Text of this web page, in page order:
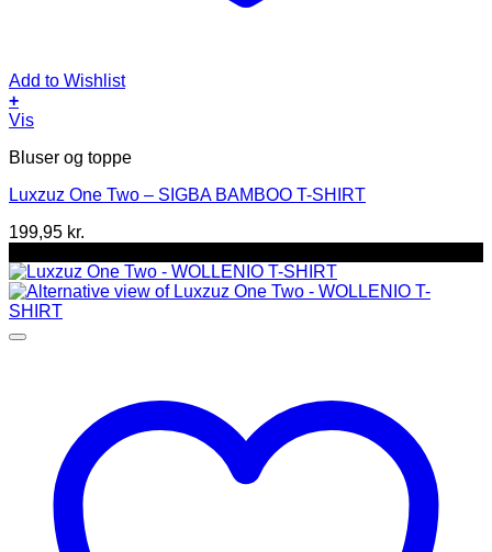
Add to Wishlist
+
Dette
har
varianter.
kan
på
varesiden
Vis
Bluser og toppe
Luxzuz One Two – SIGBA BAMBOO T-SHIRT
199,95 kr.